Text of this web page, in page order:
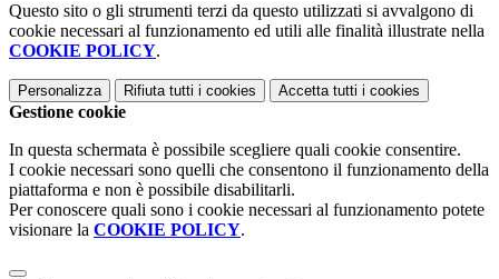
Questo sito o gli strumenti terzi da questo utilizzati si avvalgono di
cookie necessari al funzionamento ed utili alle finalità illustrate nella
COOKIE POLICY.
Personalizza Rifiuta tutti i cookies Accetta tutti i cookies
Gestione cookie
In questa schermata è possibile scegliere quali cookie consentire.
I cookie necessari sono quelli che consentono il funzionamento della
piattaforma e non è possibile disabilitarli.
Per conoscere quali sono i cookie necessari al funzionamento potete
visionare la COOKIE POLICY.